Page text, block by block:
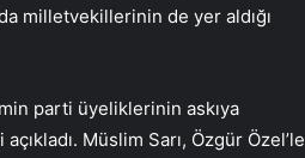
milletvekillerinin de yer aldığı
parti üyeliklerinin askıya
Müslim Sarı, Özgür Özel’le